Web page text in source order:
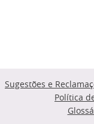
Sugestões e
Política